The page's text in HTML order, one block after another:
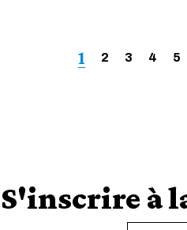
Page
1 Page
2 Page
3 Page
4 5
S'inscrire à